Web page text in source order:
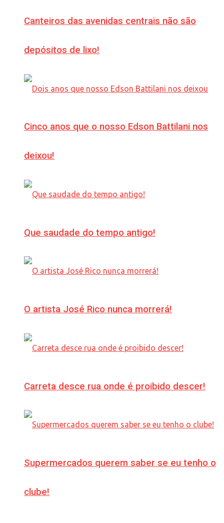
Canteiros das avenidas centrais não são
depósitos de lixo!
Cinco anos que o nosso Edson Battilani nos
deixou!
Que saudade do tempo antigo!
O artista José Rico nunca morrerá!
Carreta desce rua onde é proibido descer!
Supermercados querem saber se eu tenho o
clube!